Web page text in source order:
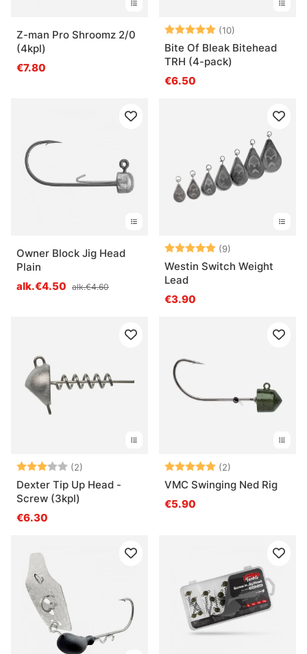
Z-man Pro Shroomz 2/0
(4kpl)
€7.80
Arvio: (10)
Bite Of Bleak Bitehead
TRH (4-pack)
€6.50
Owner Block Jig Head
Plain
alk.€4.50 alk.€4.60
Arvio: (9)
Westin Switch Weight
Lead
€3.90
Arvio: (2)
3.0 5:sta tähdestä
Dexter Tip Up Head -
Screw (3kpl)
€6.30
Arvio: (2)
VMC Swinging Ned Rig
€5.90